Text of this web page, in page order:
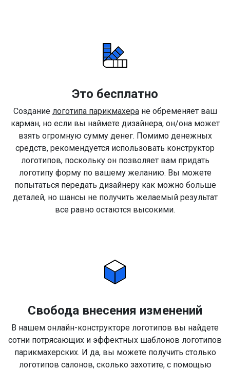
Это бесплатно
Создание логотипа парикмахеране обременяет ваш
карман, но если вы наймете дизайнера, он/она может
взять огромную сумму денег. Помимо денежных
средств, рекомендуется использовать конструктор
логотипов, поскольку он позволяет вам придать
логотипу форму по вашему желанию. Вы можете
попытаться передать дизайнеру как можно больше
деталей, но шансы не получить желаемый результат
все равно остаются высокими.
Свобода внесения изменений
В нашем онлайн-конструкторе логотипов вы найдете
сотни потрясающих и эффектных шаблонов логотипов
парикмахерских. И да, вы можете получить столько
логотипов салонов, сколько захотите, с помощью